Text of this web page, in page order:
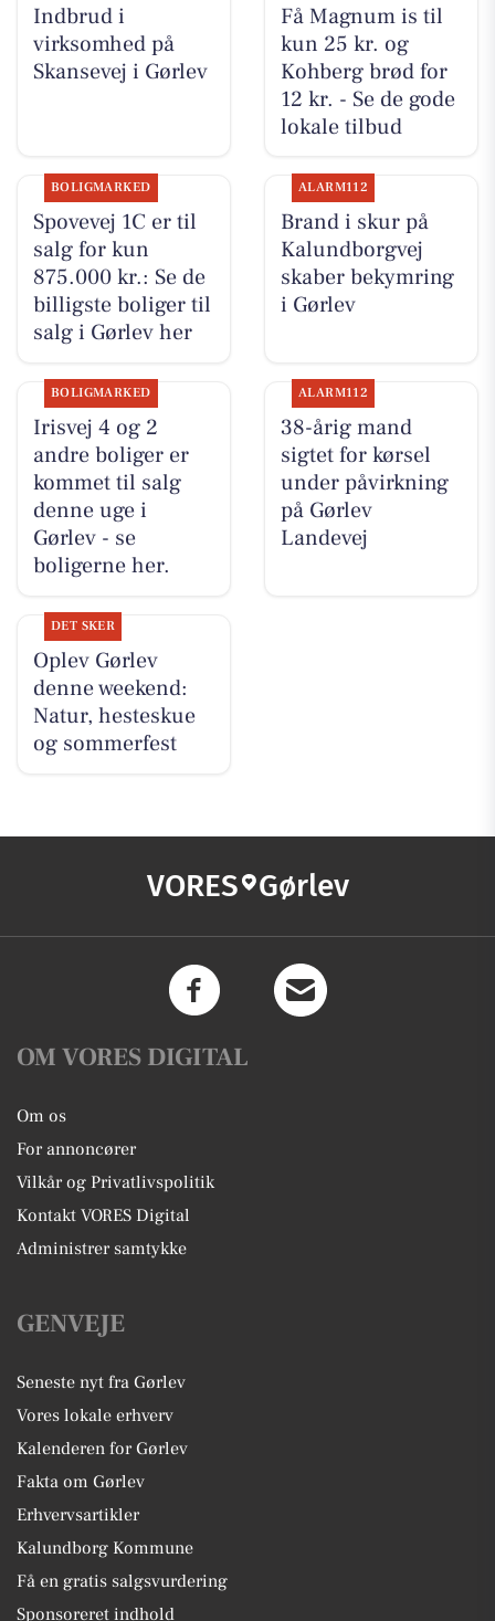
Indbrud i
virksomhed på
Skansevej i Gørlev
Få Magnum is til
kun 25 kr. og
Kohberg brød for
12 kr. - Se de gode
lokale tilbud
BOLIGMARKED
Spovevej 1C er til
salg for kun
875.000 kr.: Se de
billigste boliger til
salg i Gørlev her
ALARM112
Brand i skur på
Kalundborgvej
skaber bekymring
i Gørlev
BOLIGMARKED
Irisvej 4 og 2
andre boliger er
kommet til salg
denne uge i
Gørlev - se
boligerne her.
ALARM112
38-årig mand
sigtet for kørsel
under påvirkning
på Gørlev
Landevej
DET SKER
Oplev Gørlev
denne weekend:
Natur, hesteskue
og sommerfest
VORES Gørlev
OM VORES DIGITAL
Om os
For annoncører
Vilkår og Privatlivspolitik
Kontakt VORES Digital
Administrer samtykke
GENVEJE
Seneste nyt fra Gørlev
Vores lokale erhverv
Kalenderen for Gørlev
Fakta om Gørlev
Erhvervsartikler
Kalundborg Kommune
Få en gratis salgsvurdering
Sponsoreret indhold